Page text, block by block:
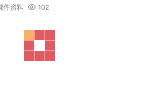
件资料 102